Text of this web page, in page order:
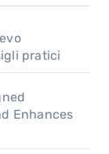
pratici
Enhances